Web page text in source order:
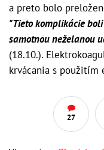
a preto bolo
"Tieto komplikácie
samotnou neželanou
(18.10.).
krvácania s použitím
27